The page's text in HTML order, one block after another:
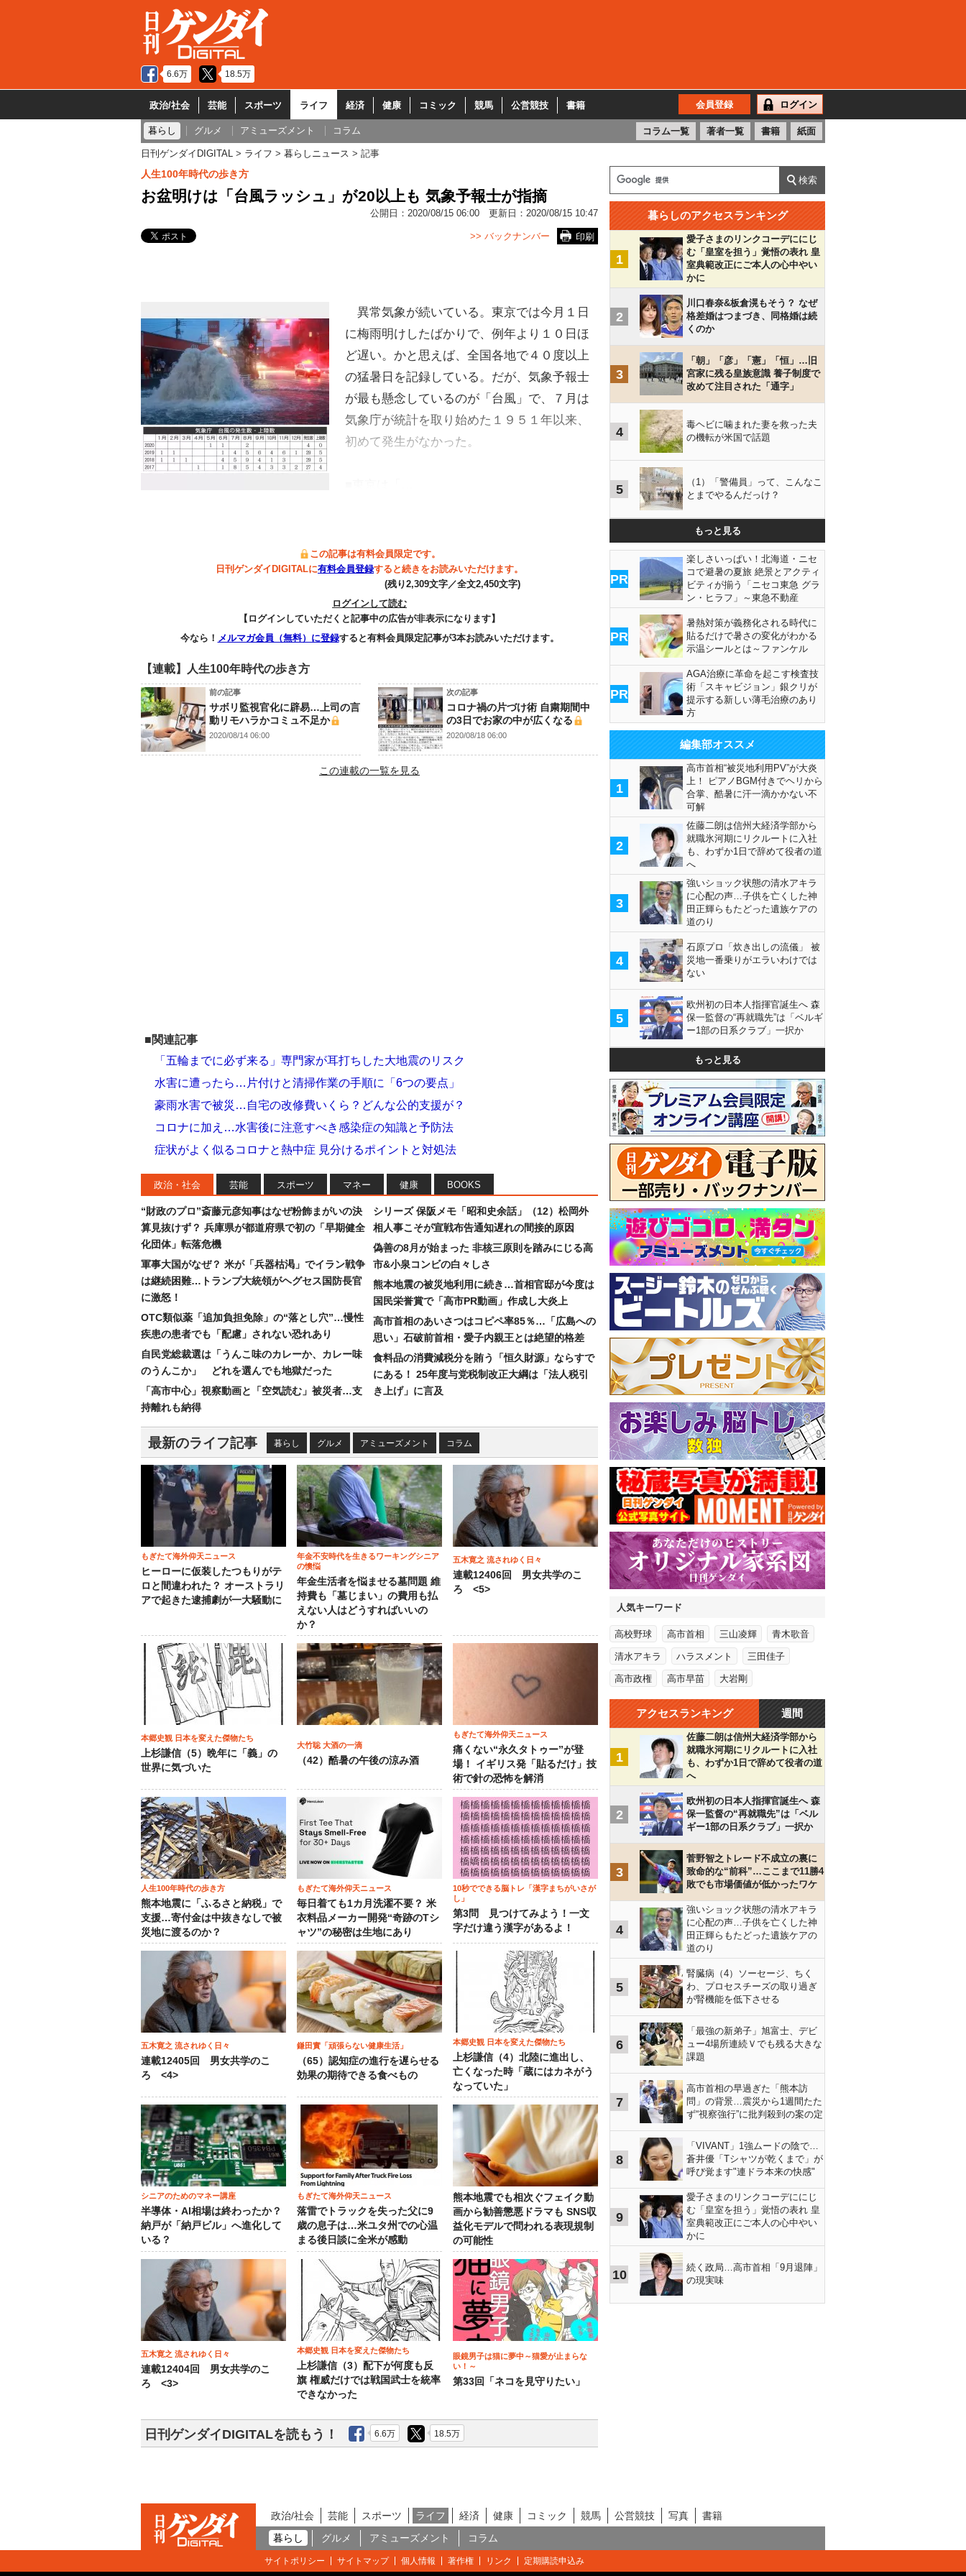
6.6万 18.5万
政治/社会 芸能 スポーツ ライフ 経済 健康 コミック 競馬 公営競技 書籍 会員登録 ログイン
暮らし グルメ アミューズメント コラム コラム一覧 著者一覧 書籍 紙面
日刊ゲンダイDIGITAL ライフ 暮らしニュース 記事
人生100年時代の歩き方
お盆明けは「台風ラッシュ」が20以上も 気象予報士が指摘
公開日： 2020/08/15 06:00 更新日： 2020/08/15 10:47
印刷
>> バックナンバー
異常気象が続いている。東京では今月１日
に梅雨明けしたばかりで、例年より１０日ほ
ど遅い。かと思えば、全国各地で４０度以上
の猛暑日を記録している。だが、気象予報士
が最も懸念しているのが「台風」で、７月は
気象庁が統計を取り始めた１９５１年以来、
初めて発生がなかった。
この記事は有料会員限定です。
日刊ゲンダイDIGITALに有料会員登録すると続きをお読みいただけます。
(残り2,309文字／全文2,450文字)
ログインして読む
【ログインしていただくと記事中の広告が非表示になります】
今なら！ メルマガ会員（無料）に登録すると有料会員限定記事が3本お読みいただけます。
【連載】人生100年時代の歩き方
前の記事
サボリ監視官化に辟易…上司の言
動リモハラかコミュ不足か
2020/08/14 06:00
次の記事
コロナ禍の片づけ術 自粛期間中
の3日でお家の中が広くなる
2020/08/18 06:00
この連載の一覧を見る
■関連記事
「五輪までに必ず来る」専門家が耳打ちした大地震のリスク
水害に遭ったら…片付けと清掃作業の手順に「6つの要点」
豪雨水害で被災…自宅の改修費いくら？どんな公的支援が？
コロナに加え…水害後に注意すべき感染症の知識と予防法
症状がよく似るコロナと熱中症 見分けるポイントと対処法
政治・社会 芸能 スポーツ マネー 健康 BOOKS
“財政のプロ”斎藤元彦知事はなぜ粉飾まがいの決
算見抜けず？ 兵庫県が都道府県で初の「早期健全
化団体」転落危機
軍事大国がなぜ？ 米が「兵器枯渇」でイラン戦争
は継続困難…トランプ大統領がヘグセス国防長官
に激怒！
OTC類似薬「追加負担免除」の“落とし穴”…慢性
疾患の患者でも「配慮」されない恐れあり
自民党総裁選は「うんこ味のカレーか、カレー味
のうんこか」 どれを選んでも地獄だった
「高市中心」視察動画と「空気読む」被災者…支
持離れも納得
シリーズ 保阪メモ「昭和史余話」（12）松岡外
相人事こそが宣戦布告通知遅れの間接的原因
偽善の8月が始まった 非核三原則を踏みにじる高
市&小泉コンビの白々しさ
熊本地震の被災地利用に続き…首相官邸が今度は
国民栄誉賞で「高市PR動画」作成し大炎上
高市首相のあいさつはコピペ率85％…「広島への
思い」石破前首相・愛子内親王とは絶望的格差
食料品の消費減税分を賄う「恒久財源」ならすで
にある！ 25年度与党税制改正大綱は「法人税引
き上げ」に言及
最新のライフ記事 暮らし グルメ アミューズメント コラム
もぎたて海外仰天ニュース
ヒーローに仮装したつもりがテ
ロと間違われた？ オーストラリ
アで起きた逮捕劇が一大騒動に
年金不安時代を生きるワーキングシニア
の懊悩
年金生活者を悩ませる墓問題 維
持費も「墓じまい」の費用も払
えない人はどうすればいいの
か？
五木寛之 流されゆく日々
連載12406回 男女共学のこ
ろ <5>
本郷史観 日本を変えた傑物たち
上杉謙信（5）晩年に「義」の
世界に気づいた
大竹聡 大酒の一滴
（42）酷暑の午後の涼み酒
もぎたて海外仰天ニュース
痛くない“永久タトゥー”が登
場！ イギリス発「貼るだけ」技
術で針の恐怖を解消
人生100年時代の歩き方
熊本地震に「ふるさと納税」で
支援…寄付金は中抜きなしで被
災地に渡るのか？
もぎたて海外仰天ニュース
毎日着ても1カ月洗濯不要？ 米
衣料品メーカー開発“奇跡のTシ
ャツ”の秘密は生地にあり
10秒でできる脳トレ「漢字まちがいさが
し」
第3問 見つけてみよう！一文
字だけ違う漢字があるよ！
五木寛之 流されゆく日々
連載12405回 男女共学のこ
ろ <4>
鎌田實「頑張らない健康生活」
（65）認知症の進行を遅らせる
効果の期待できる食べもの
本郷史観 日本を変えた傑物たち
上杉謙信（4）北陸に進出し、
亡くなった時「蔵にはカネがう
なっていた」
シニアのためのマネー講座
半導体・AI相場は終わったか？
納戸が「納戸ビル」へ進化して
いる？
もぎたて海外仰天ニュース
落雷でトラックを失った父に9
歳の息子は…米ユタ州での心温
まる後日談に全米が感動
熊本地震でも相次ぐフェイク動
画から勧善懲悪ドラマも SNS収
益化モデルで問われる表現規制
の可能性
五木寛之 流されゆく日々
連載12404回 男女共学のこ
ろ <3>
本郷史観 日本を変えた傑物たち
上杉謙信（3）配下が何度も反
旗 権威だけでは戦国武士を統率
できなかった
眼鏡男子は猫に夢中～猫愛が止まらな
い！～
第33回「ネコを見守りたい」
日刊ゲンダイDIGITALを読もう！ 6.6万 18.5万
暮らしのアクセスランキング
1
愛子さまのリンクコーデににじ
む「皇室を担う」覚悟の表れ 皇
室典範改正にご本人の心中やい
かに
2
川口春奈&板倉滉もそう？ なぜ
格差婚はつまづき、同格婚は続
くのか
3
「朝」「彦」「憲」「恒」…旧
宮家に残る皇族意識 養子制度で
改めて注目された「通字」
4
毒ヘビに噛まれた妻を救った夫
の機転が米国で話題
5
（1）「警備員」って、こんなこ
とまでやるんだっけ？
もっと見る
PR
楽しさいっぱい！北海道・ニセ
コで避暑の夏旅 絶景とアクティ
ビティが揃う「ニセコ東急 グラ
ン・ヒラフ」～東急不動産
PR
暑熱対策が義務化される時代に
貼るだけで暑さの変化がわかる
示温シールとは～ファンケル
PR
AGA治療に革命を起こす検査技
術「スキャビジョン」銀クリが
提示する新しい薄毛治療のあり
方
編集部オススメ
1
高市首相“被災地利用PV”が大炎
上！ ピアノBGM付きでヘリから
合掌、酷暑に汗一滴かかない不
可解
2
佐藤二朗は信州大経済学部から
就職氷河期にリクルートに入社
も、わずか1日で辞めて役者の道
へ
3
強いショック状態の清水アキラ
に心配の声…子供を亡くした神
田正輝らもたどった遺族ケアの
道のり
4
石原プロ「炊き出しの流儀」 被
災地一番乗りがエラいわけでは
ない
5
欧州初の日本人指揮官誕生へ 森
保一監督の“再就職先”は「ベルギ
ー1部の日系クラブ」一択か
もっと見る
人気キーワード
高校野球 高市首相 三山凌輝 青木歌音
清水アキラ ハラスメント 三田佳子
高市政権 高市早苗 大岩剛
アクセスランキング 週間
1
佐藤二朗は信州大経済学部から
就職氷河期にリクルートに入社
も、わずか1日で辞めて役者の道
へ
2
欧州初の日本人指揮官誕生へ 森
保一監督の“再就職先”は「ベル
ギー1部の日系クラブ」一択か
3
菅野智之トレード不成立の裏に
致命的な“前科”…ここまで11勝4
敗でも市場価値が低かったワケ
4
強いショック状態の清水アキラ
に心配の声…子供を亡くした神
田正輝らもたどった遺族ケアの
道のり
5
腎臓病（4）ソーセージ、ちく
わ、プロセスチーズの取り過ぎ
が腎機能を低下させる
6
「最強の新弟子」旭富士、デビ
ュー4場所連続Ｖでも残る大きな
課題
7
高市首相の早過ぎた「熊本訪
問」の背景…震災から1週間たた
ず“視察強行”に批判殺到の案の定
8
「VIVANT」1強ムードの陰で…
蒼井優「Tシャツが乾くまで」が
呼び覚ます"連ドラ本来の快感"
9
愛子さまのリンクコーデににじ
む「皇室を担う」覚悟の表れ 皇
室典範改正にご本人の心中やい
かに
10
続く政局…高市首相「9月退陣」
の現実味
政治/社会 芸能 スポーツ ライフ 経済 健康 コミック 競馬 公営競技 写真
書籍
暮らし
グルメ アミューズメント コラム
サイトポリシー サイトマップ 個人情報 著作権 リンク 定期購読申込み